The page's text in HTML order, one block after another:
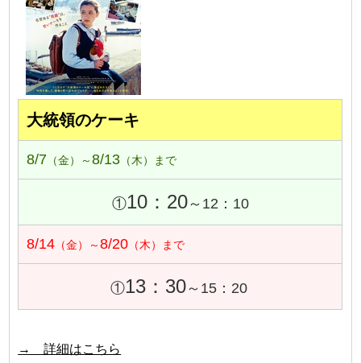
大統領のケーキ
8/7 （金）～8/13 （木）まで
①10：20～12：10
8/14 （金）～8/20 （木）まで
①13：30～15：20
→ 詳細はこちら